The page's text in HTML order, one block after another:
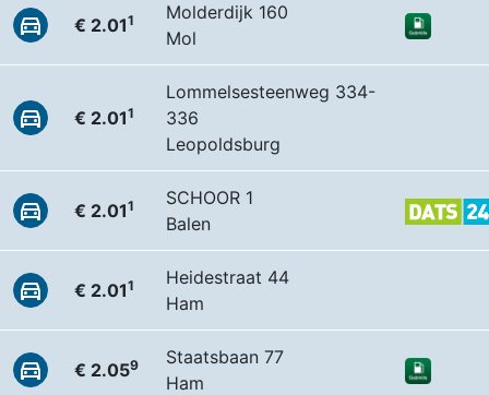
€ 2.011
Molderdijk 160
Mol
€ 2.011
Lommelsesteenweg 334-
336
Leopoldsburg
€ 2.011
SCHOOR 1
Balen
€ 2.011
Heidestraat 44
Ham
€ 2.059
Staatsbaan 77
Ham